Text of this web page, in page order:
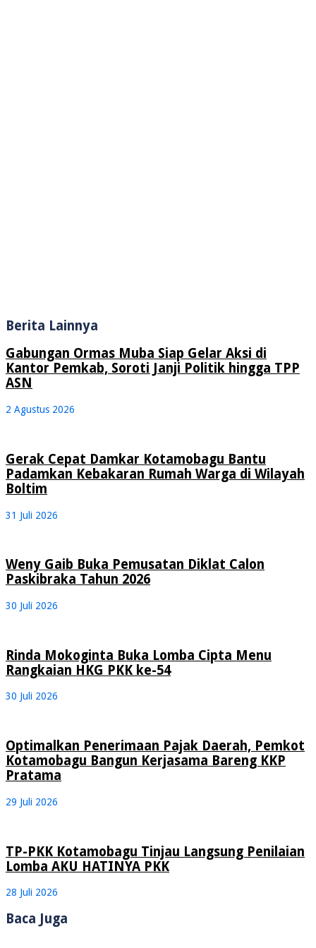
Berita Lainnya
Gabungan Ormas Muba Siap Gelar Aksi di
Kantor Pemkab, Soroti Janji Politik hingga TPP
ASN
2 Agustus 2026
Gerak Cepat Damkar Kotamobagu Bantu
Padamkan Kebakaran Rumah Warga di Wilayah
Boltim
31 Juli 2026
Weny Gaib Buka Pemusatan Diklat Calon
Paskibraka Tahun 2026
30 Juli 2026
Rinda Mokoginta Buka Lomba Cipta Menu
Rangkaian HKG PKK ke-54
30 Juli 2026
Optimalkan Penerimaan Pajak Daerah, Pemkot
Kotamobagu Bangun Kerjasama Bareng KKP
Pratama
29 Juli 2026
TP-PKK Kotamobagu Tinjau Langsung Penilaian
Lomba AKU HATINYA PKK
28 Juli 2026
Baca Juga